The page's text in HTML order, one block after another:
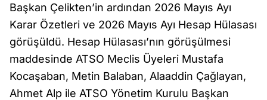
Başkan Çelikten’in ardından 2026 Mayıs Ayı
Karar Özetleri ve 2026 Mayıs Ayı Hesap Hülasası
görüşüldü. Hesap Hülasası’nın görüşülmesi
maddesinde ATSO Meclis Üyeleri Mustafa
Kocaşaban, Metin Balaban, Alaaddin Çağlayan,
Ahmet Alp ile ATSO Yönetim Kurulu Başkan